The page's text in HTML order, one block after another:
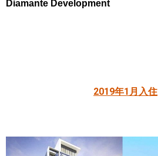
贷款指南
楼花大全
Diamante Development
2019年1月入住